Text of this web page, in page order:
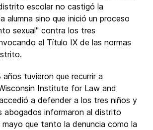
escolar no castigó la
alumna sino que inició un proceso
sexual" contra los tres
el Título IX de las normas
años tuvieron que recurrir a
Institute for Law and
a defender a los tres niños y
abogados informaron al distrito
mayo que tanto la denuncia como la